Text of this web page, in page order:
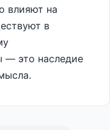
влияют на
в
— это наследие